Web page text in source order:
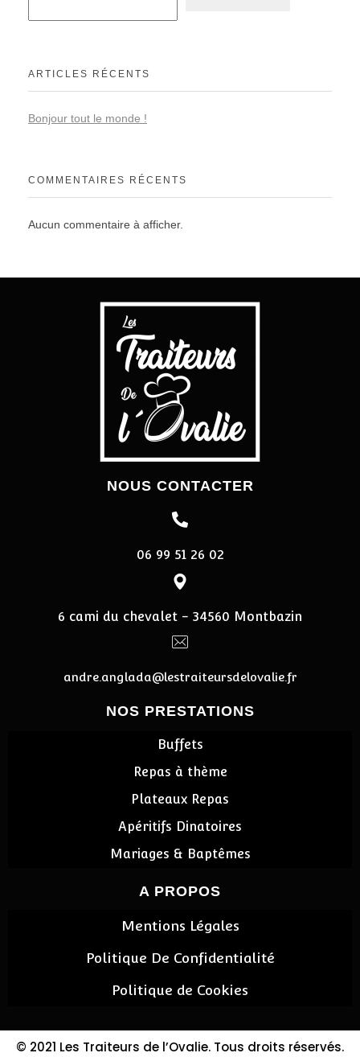
ARTICLES RÉCENTS
Bonjour tout le monde !
COMMENTAIRES RÉCENTS
Aucun commentaire à afficher.
NOUS CONTACTER
06 99 51 26 02
6 cami du chevalet - 34560 Montbazin
andre.anglada@lestraiteursdelovalie.fr
NOS PRESTATIONS
Buffets
Repas à thème
Plateaux Repas
Apéritifs Dinatoires
Mariages & Baptêmes
A PROPOS
Mentions Légales
Politique De Confidentialité​
Politique de Cookies
© 2021 Les Traiteurs de l’Ovalie. Tous droits réservés.